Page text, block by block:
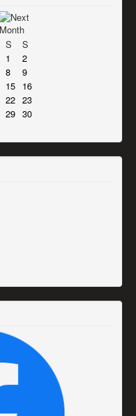
S
S
1
2
8
9
15
16
22 23
29 30